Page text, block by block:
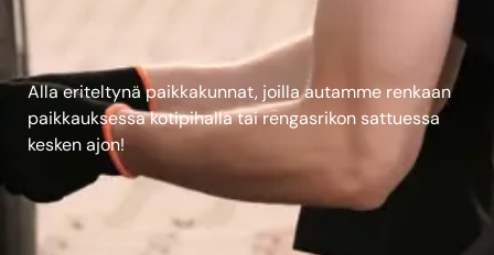
Alla eriteltynä paikkakunnat, joilla autamme renkaan
paikkauksessa kotipihalla tai rengasrikon sattuessa
kesken ajon!